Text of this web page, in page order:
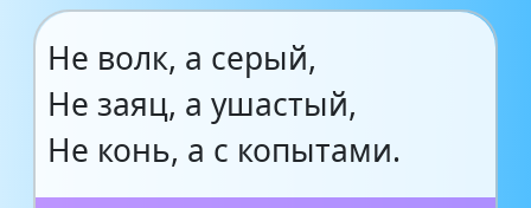
Не волк, а серый,
Не заяц, а ушастый,
Не конь, а с копытами.